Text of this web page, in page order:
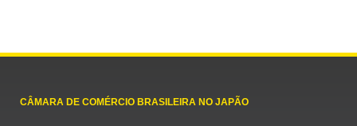
CÂMARA DE COMÉRCIO BRASILEIRA NO JAPÃO